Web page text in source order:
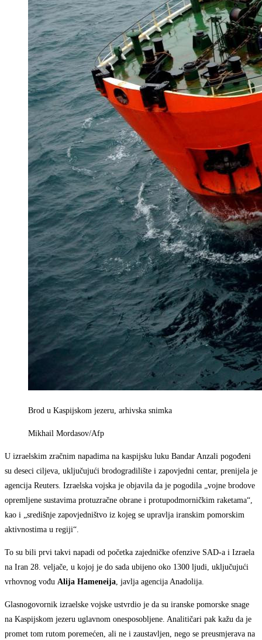
Brod u Kaspijskom jezeru, arhivska snimka
Mikhail Mordasov/Afp
U izraelskim zračnim napadima na kaspijsku luku Bandar Anzali pogođeni
su deseci ciljeva, uključujući brodogradilište i zapovjedni centar, prenijela je
agencija Reuters. Izraelska vojska je objavila da je pogodila „vojne brodove
opremljene sustavima protuzračne obrane i protupodmorničkim raketama“,
kao i „središnje zapovjedništvo iz kojeg se upravlja iranskim pomorskim
aktivnostima u regiji“.
To su bili prvi takvi napadi od početka zajedničke ofenzive SAD-a i Izraela
na Iran 28. veljače, u kojoj je do sada ubijeno oko 1300 ljudi, uključujući
vrhovnog vođu Alija Hameneija, javlja agencija Anadolija.
Glasnogovornik izraelske vojske ustvrdio je da su iranske pomorske snage
na Kaspijskom jezeru uglavnom onesposobljene. Analitičari pak kažu da je
promet tom rutom poremećen, ali ne i zaustavljen, nego se preusmjerava na